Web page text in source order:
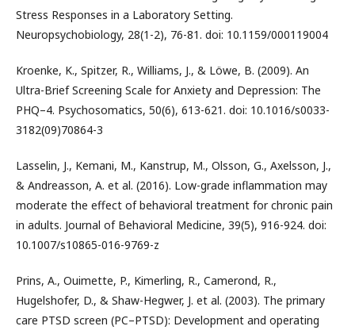
Stress Responses in a Laboratory Setting.
Neuropsychobiology, 28(1-2), 76-81. doi: 10.1159/000119004
Kroenke, K., Spitzer, R., Williams, J., & Löwe, B. (2009). An
Ultra-Brief Screening Scale for Anxiety and Depression: The
PHQ–4. Psychosomatics, 50(6), 613-621. doi: 10.1016/s0033-
3182(09)70864-3
Lasselin, J., Kemani, M., Kanstrup, M., Olsson, G., Axelsson, J.,
& Andreasson, A. et al. (2016). Low-grade inflammation may
moderate the effect of behavioral treatment for chronic pain
in adults. Journal of Behavioral Medicine, 39(5), 916-924. doi:
10.1007/s10865-016-9769-z
Prins, A., Ouimette, P., Kimerling, R., Camerond, R.,
Hugelshofer, D., & Shaw-Hegwer, J. et al. (2003). The primary
care PTSD screen (PC–PTSD): Development and operating